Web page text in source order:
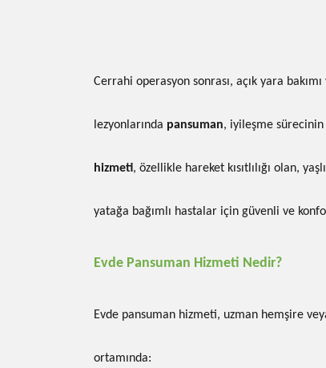
Cerrahi operasyon sonrası, açık yara
lezyonlarında pansuman, iyileşme sürecinin
hizmeti, özellikle hareket kısıtlılığı olan,
yatağa bağımlı hastalar için güvenli ve
Evde Pansuman Hizmeti Nedir?
Evde pansuman hizmeti, uzman hemşire
ortamında: